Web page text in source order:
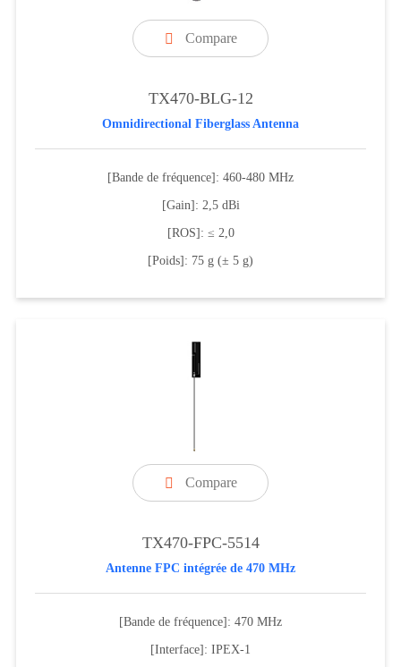
 Compare
TX470-BLG-12
Omnidirectional Fiberglass Antenna
[Bande de fréquence]: 460-480 MHz
[Gain]: 2,5 dBi
[ROS]: ≤ 2,0
[Poids]: 75 g (± 5 g)
 Compare
TX470-FPC-5514
Antenne FPC intégrée de 470 MHz
[Bande de fréquence]: 470 MHz
[Interface]: IPEX-1